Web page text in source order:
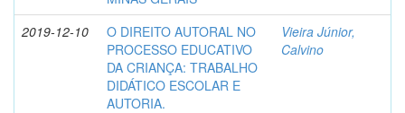
2019-12-10
O DIREITO AUTORAL NO
PROCESSO EDUCATIVO
DA CRIANÇA: TRABALHO
DIDÁTICO ESCOLAR E
AUTORIA.
Vieira Júnior,
Calvino